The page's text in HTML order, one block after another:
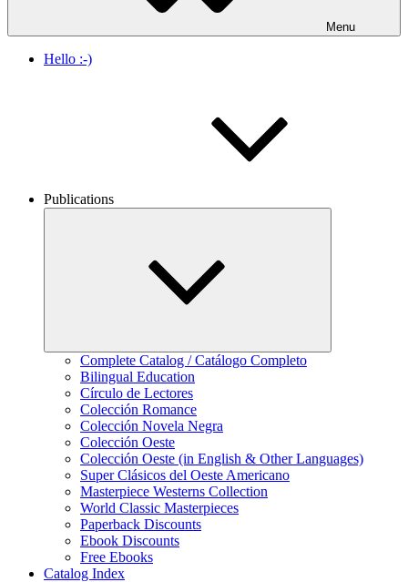
Menu
Hello :-)
Publications
Complete Catalog / Catálogo Completo
Bilingual Education
Círculo de Lectores
Colección Romance
Colección Novela Negra
Colección Oeste
Colección Oeste (in English & Other Languages)
Super Clásicos del Oeste Americano
Masterpiece Westerns Collection
World Classic Masterpieces
Paperback Discounts
Ebook Discounts
Free Ebooks
Catalog Index